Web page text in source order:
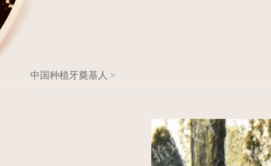
中国种植牙奠基人 >